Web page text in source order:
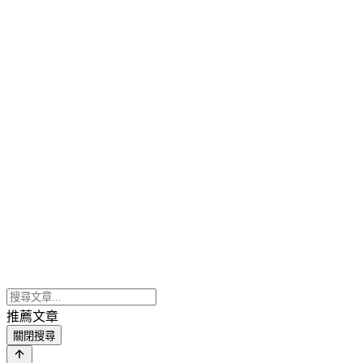
推薦文章
關閉搜尋